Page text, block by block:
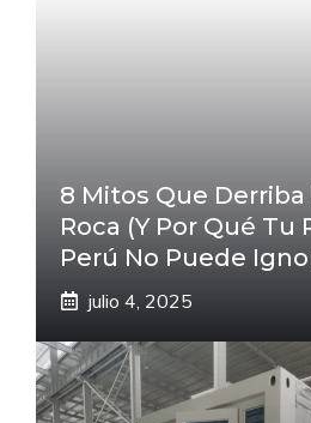
8 Mitos Que Derriba
Roca (Y Por Qué Tu
Perú No Puede
julio 4, 2025